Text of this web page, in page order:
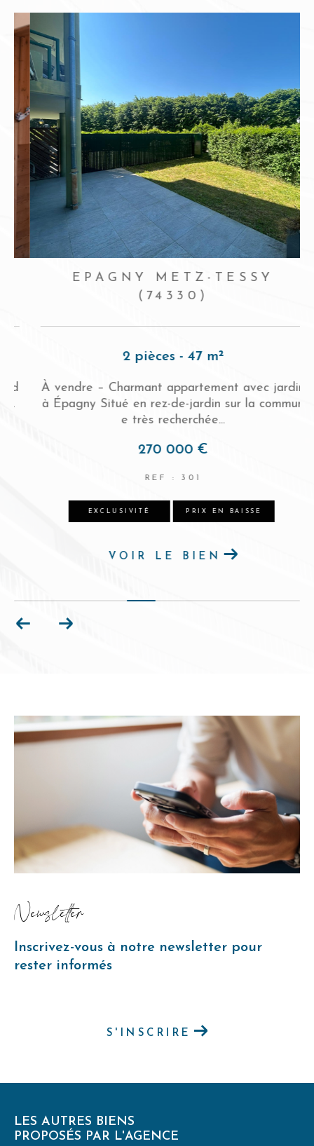
EPAGNY METZ-TESSY
(74330)
2 pièces - 47 m²
À vendre – Charmant appartement avec jardin
à Épagny Situé en rez-de-jardin sur la commun
e très recherchée...
270 000 €
REF : 301
EXCLUSIVITÉ PRIX EN BAISSE
VOIR LE BIEN
Newsletter
Inscrivez-vous à notre newsletter pour
rester informés
S'INSCRIRE
LES AUTRES BIENS
PROPOSÉS PAR L'AGENCE